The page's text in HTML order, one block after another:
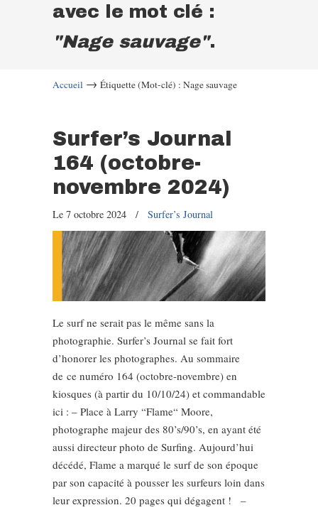
avec le mot clé :
"Nage sauvage".
Accueil → Étiquette (Mot-clé) : Nage sauvage
Surfer’s Journal
164 (octobre-
novembre 2024)
Le 7 octobre 2024 / Surfer’s Journal
Le surf ne serait pas le même sans la
photographie. Surfer’s Journal se fait fort
d’honorer les photographes. Au sommaire
de ce numéro 164 (octobre-novembre) en
kiosques (à partir du 10/10/24) et commandable
ici : – Place à Larry “Flame“ Moore,
photographe majeur des 80’s/90’s, en ayant été
aussi directeur photo de Surfing. Aujourd’hui
décédé, Flame a marqué le surf de son époque
par son capacité à pousser les surfeurs loin dans
leur expression. 20 pages qui dégagent ! –